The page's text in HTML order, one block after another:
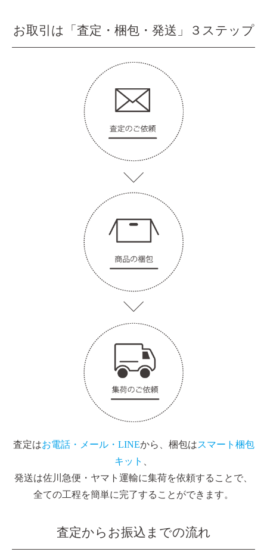
お取引は「査定・梱包・発送」３ステップ
査定はお電話・メール・LINEから、梱包はスマート梱包
キット
発送は佐川急便・ヤマト運輸に集荷を依頼することで、
全ての工程を簡単に完了することができます。
査定からお振込までの流れ